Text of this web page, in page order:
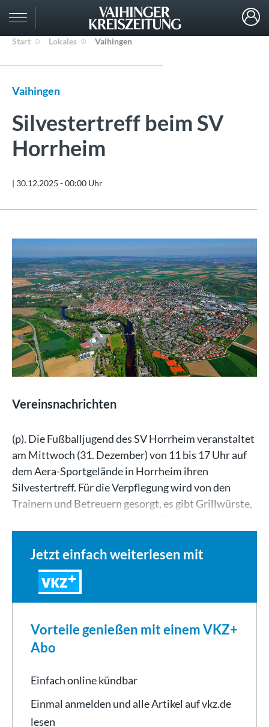
Start Lokales Vaihingen
Vaihingen
Silvestertreff beim SV
Horrheim
| 30.12.2025 - 00:00 Uhr
Vereinsnachrichten
(p). Die Fußballjugend des SV Horrheim veranstaltet
am Mittwoch (31. Dezember) von 11 bis 17 Uhr auf
dem Aera-Sportgelände in Horrheim ihren
Silvestertreff. Für die Verpflegung wird von den
Trainern und Betreuern gesorgt, es gibt Grillwürste,
Jetzt einfach weiterlesen mit
VKZ
Vorteile genießen mit einem VKZ+
Abo
Einfach online kündbar
Einmal anmelden und alle Artikel auf vkz.de
lesen